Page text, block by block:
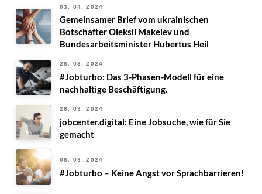
03. 04. 2024
Gemeinsamer Brief vom ukrainischen
Botschafter Oleksii Makeiev und
Bundesarbeitsminister Hubertus Heil
28. 03. 2024
#Jobturbo: Das 3-Phasen-Modell für eine
nachhaltige Beschäftigung.
26. 03. 2024
jobcenter.digital: Eine Jobsuche, wie für Sie
gemacht
08. 03. 2024
#Jobturbo – Keine Angst vor Sprachbarrieren!